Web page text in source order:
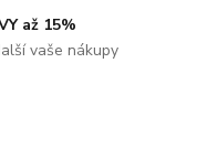
až 15%
vaše nákupy